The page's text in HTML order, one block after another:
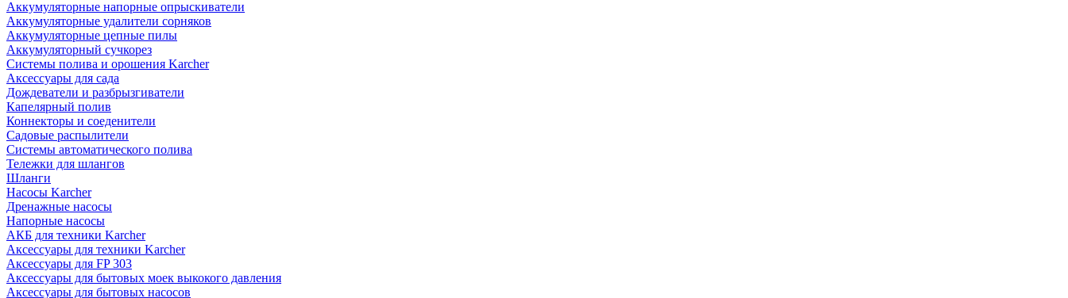
Аккумуляторные напорные опрыскиватели
Аккумуляторные удалители сорняков
Аккумуляторные цепные пилы
Аккумуляторный сучкорез
Системы полива и орошения Karcher
Аксессуары для сада
Дождеватели и разбрызгиватели
Капелярный полив
Коннекторы и соеденители
Садовые распылители
Системы автоматического полива
Тележки для шлангов
Шланги
Насосы Karcher
Дренажные насосы
Напорные насосы
АКБ для техники Karcher
Аксессуары для техники Karcher
Аксессуары для FP 303
Аксессуары для бытовых моек выкокого давления
Аксессуары для бытовых насосов